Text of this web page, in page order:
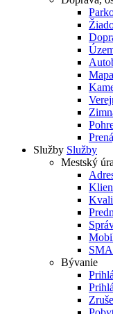
Služby Služby
Mestský
Bývanie